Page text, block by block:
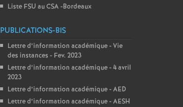
Liste FSU au CSA -Bordeaux
PUBLICATIONS-BIS
Lettre d’information académique - Vie
des instances - Fev. 2023
Lettre d’information académique - 4 avril
2023
Lettre d’information académique - AED
Lettre d’information académique - AESH